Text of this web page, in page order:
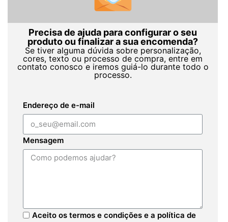
Precisa de ajuda para configurar o seu
produto ou finalizar a sua encomenda?
Se tiver alguma dúvida sobre personalização,
cores, texto ou processo de compra, entre em
contato conosco e iremos guiá-lo durante todo o
processo.
Endereço de e-mail
Mensagem
Aceito os termos e condições e a política de